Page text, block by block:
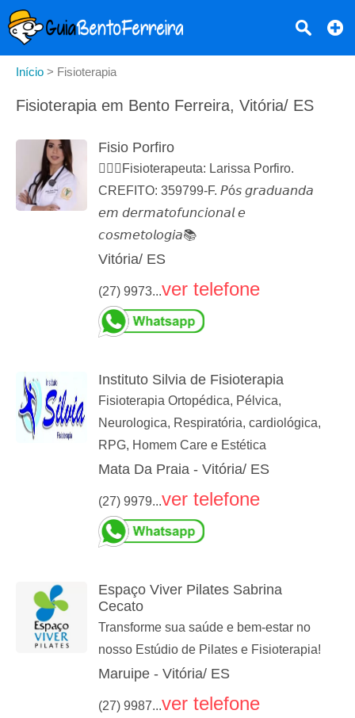
Início > Fisioterapia
Fisioterapia em Bento Ferreira, Vitória/ ES
Fisio Porfiro
👩🏻‍⚕️Fisioterapeuta: Larissa Porfiro.
CREFITO: 359799-F. 𝘗ó𝘴 𝘨𝘳𝘢𝘥𝘶𝘢𝘯𝘥𝘢
𝘦𝘮 𝘥𝘦𝘳𝘮𝘢𝘵𝘰𝘧𝘶𝘯𝘤𝘪𝘰𝘯𝘢𝘭 𝘦
𝘤𝘰𝘴𝘮𝘦𝘵𝘰𝘭𝘰𝘨𝘪𝘢📚
Vitória/ ES
(27) 9973...ver telefone
Instituto Silvia de Fisioterapia
Fisioterapia Ortopédica, Pélvica,
Neurologica, Respiratória, cardiológica,
RPG, Homem Care e Estética
Mata Da Praia - Vitória/ ES
(27) 9979...ver telefone
Espaço Viver Pilates Sabrina
Cecato
Transforme sua saúde e bem-estar no
nosso Estúdio de Pilates e Fisioterapia!
Maruipe - Vitória/ ES
(27) 9987...ver telefone